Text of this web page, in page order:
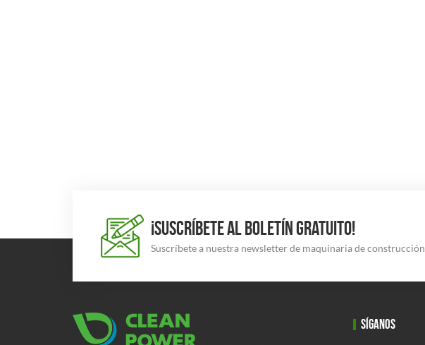
¡SUSCRÍBETE AL BOLETÍN GRATUITO!
Suscríbete a nuestra newsletter de maquinaria de construcción
SÍGANOS